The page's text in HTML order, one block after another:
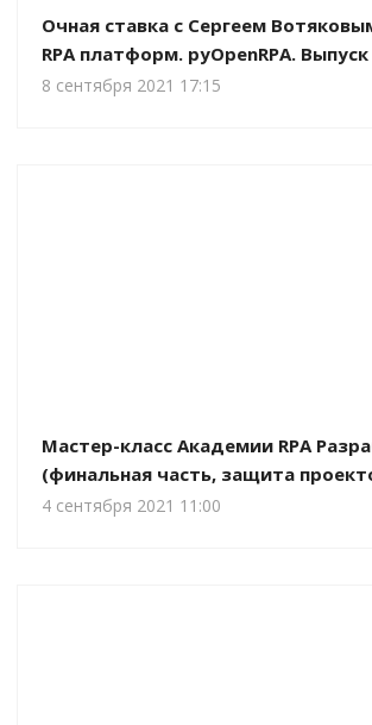
Очная ставка c Сергеем
RPA платформ. pyOpenRPA.
8 сентября 2021 17:15
Мастер-класс Академии RPA
(финальная часть, защита
4 сентября 2021 11:00